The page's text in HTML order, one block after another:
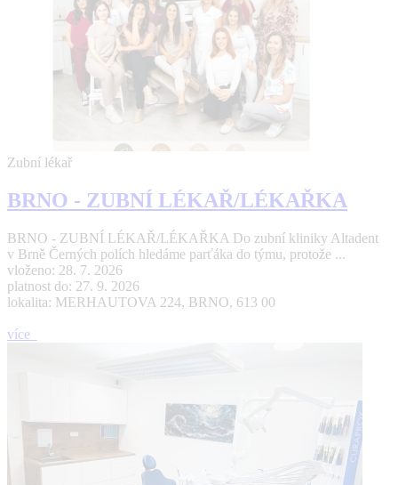
Zubní lékař
BRNO - ZUBNÍ LÉKAŘ/LÉKAŘKA
BRNO - ZUBNÍ LÉKAŘ/LÉKAŘKA Do zubní kliniky Altadent
v Brně Černých polích hledáme parťáka do týmu, protože ...
vloženo: 28. 7. 2026
platnost do: 27. 9. 2026
lokalita: MERHAUTOVA 224, BRNO, 613 00
více